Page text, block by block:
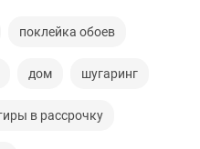
поклейка обоев
дом шугаринг
в рассрочку